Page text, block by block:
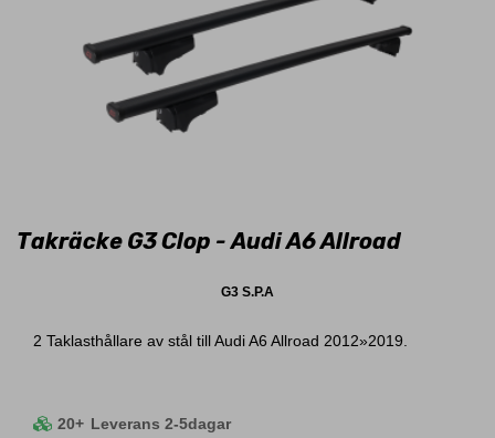
Takräcke G3 Clop - Audi A6 Allroad
G3 S.P.A
2 Taklasthållare av stål till Audi A6 Allroad 2012»2019.
20+ Leverans 2-5dagar